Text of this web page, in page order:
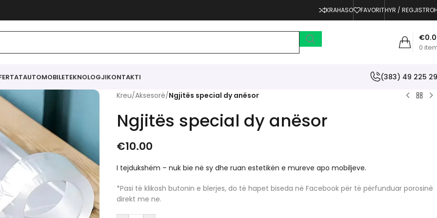
KRAHASO FAVORITHYR /
0
€
AUTOMOBILETEKNOLOGJIKONTAKTI (383) 49 225
Kreu/Aksesorë/Ngjitës special dy anësor
Ngjitës special dy anësor
€10.00
I tejdukshëm – nuk bie në sy dhe ruan estetikën e mureve apo mobiljeve.
*Pasi të klikosh butonin e blerjes, do të hapet biseda në Facebook për të përfunduar porosinë
direkt me ne.